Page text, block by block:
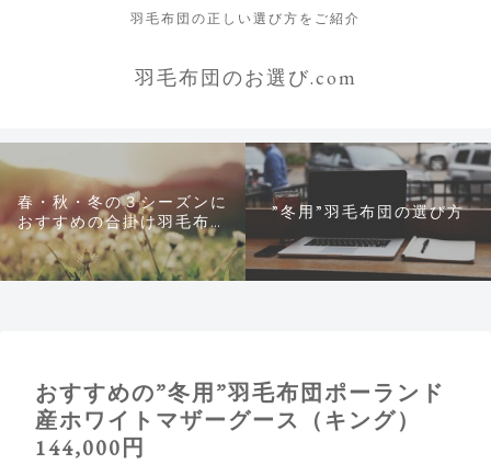
羽毛布団の正しい選び方をご紹介
羽毛布団のお選び.com
春・秋・冬の３シーズンに
おすすめの合掛け羽毛布団
について
”冬用”羽毛布団の選び方
おすすめの”冬用”羽毛布団ポーランド
産ホワイトマザーグース（キング）
144,000円